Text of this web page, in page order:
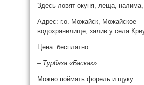
Здесь ловят окуня, леща,
Адрес: г.о. Можайск, Можайское
водохранилище, залив у села
Цена: бесплатно.
– Турбаза «Баскак»
Можно поймать форель и щуку.